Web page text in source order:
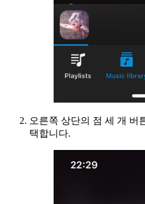
오른쪽 상단의 점 세 개 버
택합니다.